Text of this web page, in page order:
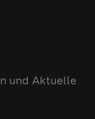
und Aktuelle